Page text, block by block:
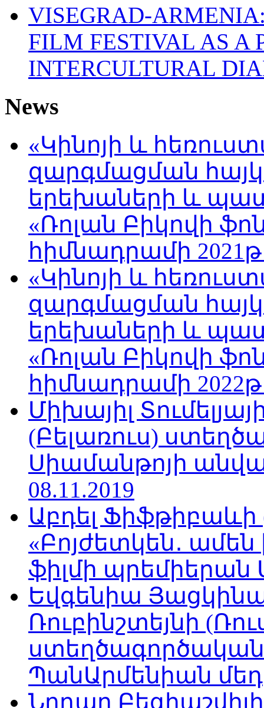
VISEGRAD-
FILM FESTIVAL AS A
INTERCULTURAL
News
«Կինոյի և
զարգմացման
երեխաների և
«Ռոլան Բիկովի
հիմնադրամի
«Կինոյի և
զարգմացման
երեխաների և
«Ռոլան Բիկովի
հիմնադրամի
Միխայիլ
(Բելառուս)
Սիամանթոյի
08.11.2019
Աբդել
«Բոյժետկեն․
ֆիլմի պրեմիերան
Եվգենիա
Ռուբինշտեյնի
ՊանԱրմենիան
Նոդար